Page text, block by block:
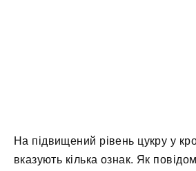
На підвищений рівень цукру у
вказують кілька ознак. Як